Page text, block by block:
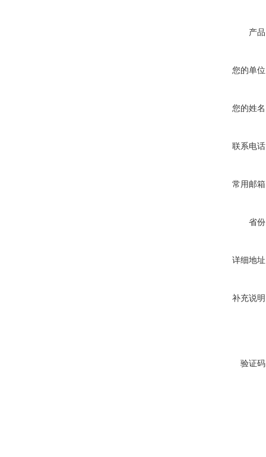
产
您的单
您的姓
联系电
常用邮
省
详细地
补充说
验证